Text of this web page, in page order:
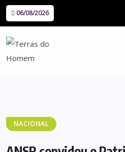
06/08/2026
NACIONAL